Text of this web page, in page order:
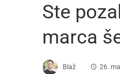
Ste
marca
Blaž 26.